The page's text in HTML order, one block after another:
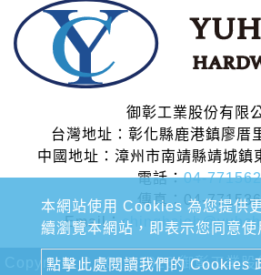
本網站使用 Cookies 為您提供
續瀏覽本網站，即表示您同意
點擊此處閱讀我們的 Cookies
御彰工業股份有限
台灣地址：彰化縣鹿港鎮廖厝
中國地址：漳州市南靖縣靖城鎮
電話：04-
傳真：04-
Email：
Copyright © 2020-2026 御彰工業股